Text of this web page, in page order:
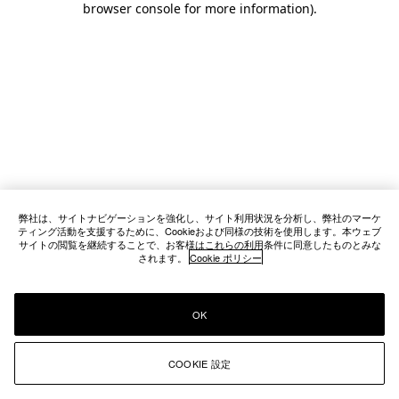
browser console for more information).
弊社は、サイトナビゲーションを強化し、サイト利用状況を分析し、弊社のマーケ
ティング活動を支援するために、Cookieおよび同様の技術を使用します。本ウェブ
サイトの閲覧を継続することで、お客様はこれらの利用条件に同意したものとみな
されます。 Cookie ポリシー
COOKIE 設定
OK